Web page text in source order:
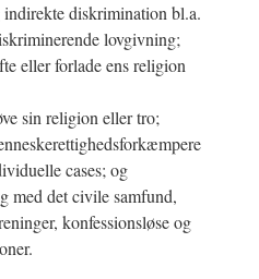
diskrimination bl.a.
lovgivning;
eller forlade ens religion
sin religion eller tro;
cases; og
med det civile samfund,
konfessionsløse og